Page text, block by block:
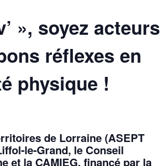
», soyez acteurs
réflexes en
physique !
de Lorraine (ASEPT
le-Grand, le Conseil
et la CAMIEG, financé par la